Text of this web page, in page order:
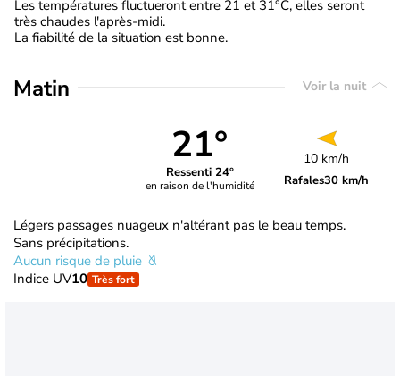
Les températures fluctueront entre 21 et 31°C, elles seront
très chaudes l'après-midi.
La fiabilité de la situation est bonne.
Matin Voir la nuit
21°
Ressenti 24°
en raison de l'humidité
10 km/h
Rafales30 km/h
Légers passages nuageux n'altérant pas le beau temps.
Sans précipitations.
Aucun risque de pluie
Indice UV10 Très fort